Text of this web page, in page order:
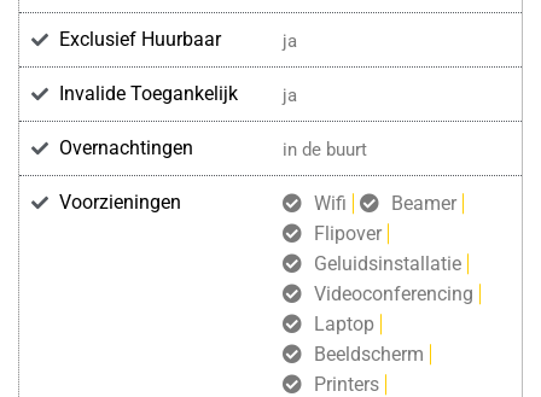
Exclusief Huurbaar ja
Invalide Toegankelijk ja
Overnachtingen in de buurt
Voorzieningen Wifi
Beamer
Flipover
Geluidsinstallatie
Videoconferencing
Laptop
Beeldscherm
Printers